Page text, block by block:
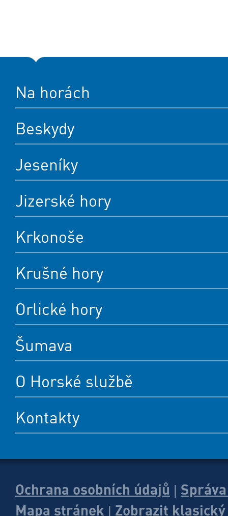
Na horách
Beskydy
Jeseníky
Jizerské hory
Krkonoše
Krušné hory
Orlické hory
Šumava
O Horské službě
Kontakty
Ochrana osobních údajů
Mapa stránek
Zobrazit